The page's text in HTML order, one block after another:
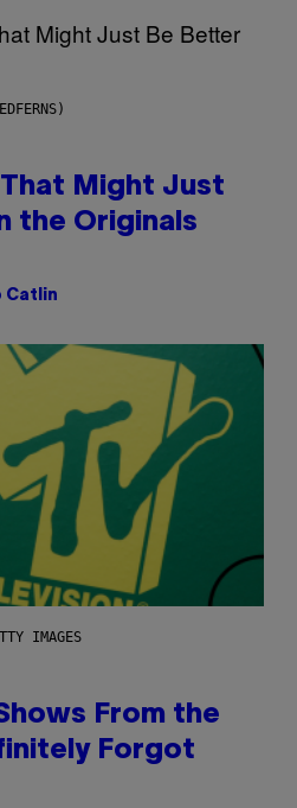
Might Just
the Originals
Catlin
IMAGES
From the
Forgot